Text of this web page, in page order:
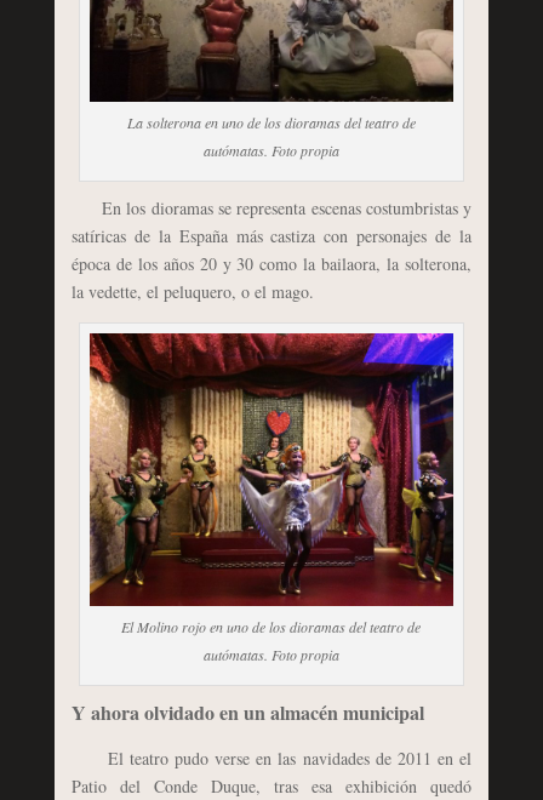
La solterona en uno de los dioramas del teatro de
autómatas. Foto propia
En los dioramas se representa escenas costumbristas y
satíricas de la España más castiza con personajes de la
época de los años 20 y 30 como la bailaora, la solterona,
la vedette, el peluquero, o el mago.
El Molino rojo en uno de los dioramas del teatro de
autómatas. Foto propia
Y ahora olvidado en un almacén municipal
El teatro pudo verse en las navidades de 2011 en el
Patio del Conde Duque, tras esa exhibición quedó